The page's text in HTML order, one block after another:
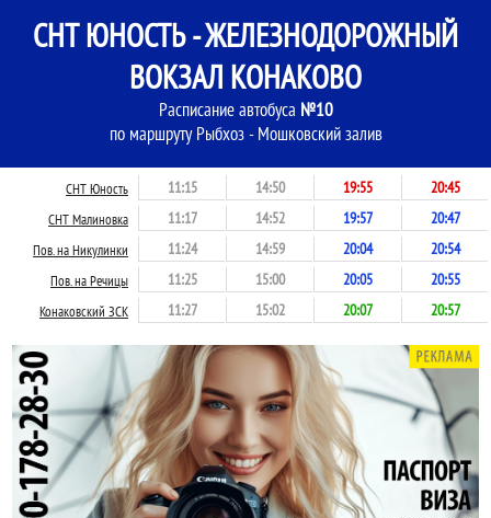
СНТ ЮНОСТЬ - ЖЕЛЕЗНОДОРОЖНЫЙ
ВОКЗАЛ КОНАКОВО
Расписание автобуса №10
по маршруту Рыбхоз - Мошковский залив
СНТ Юность 11:15 14:50 19:55 20:45
СНТ Малиновка 11:17 14:52 19:57 20:47
Пов. на Никулинки 11:24 14:59 20:04 20:54
Пов. на Речицы 11:25 15:00 20:05 20:55
Конаковский ЗСК 11:27 15:02 20:07 20:57